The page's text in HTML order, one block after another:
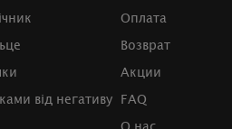
від негативу
Оплата
Возврат
Акции
FAQ